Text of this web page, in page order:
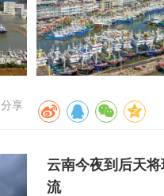
分享
云南今夜到后天
流